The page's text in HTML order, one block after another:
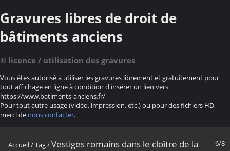
Gravures libres de droit de
bâtiments anciens
© licence / utilisation des gravures
Vous êtes autorisé à utiliser les gravures librement et gratuitement pour
tout affichage en ligne à condition d'insérer un lien vers
https://www.batiments-anciens.fr/
Pour tout autre usage (vidéo, impression, etc.) ou pour des fichiers HD,
merci de nous contacter.
6/8
Accueil/Tag/Vestiges romains dans le cloître de la